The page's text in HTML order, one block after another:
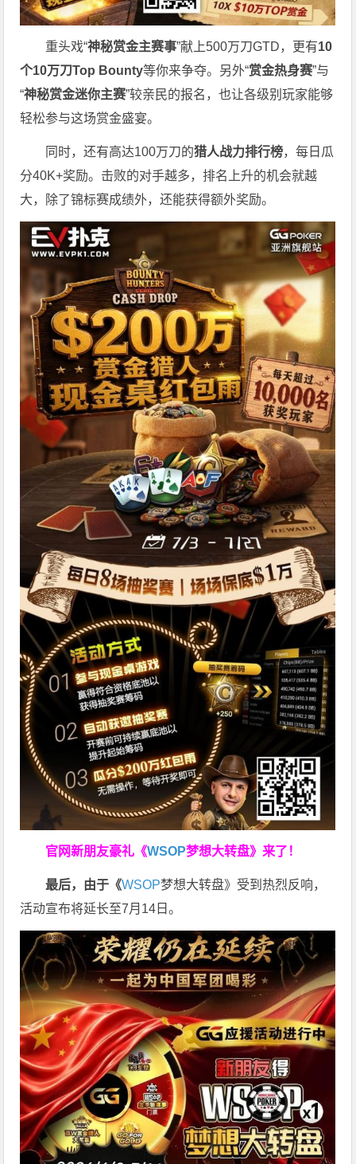
重头戏“神秘赏金主赛事”献上500万刀GTD，更有10
个10万刀Top Bounty等你来争夺。另外“赏金热身赛”与
“神秘赏金迷你主赛”较亲民的报名，也让各级别玩家能够
轻松参与这场赏金盛宴。
同时，还有高达100万刀的猎人战力排行榜，每日瓜
分40K+奖励。击败的对手越多，排名上升的机会就越
大，除了锦标赛成绩外，还能获得额外奖励。
官网新朋友豪礼 《WSOP梦想大转盘》来了！
最后，由于《WSOP梦想大转盘》受到热烈反响，
活动宣布将延长至7月14日。